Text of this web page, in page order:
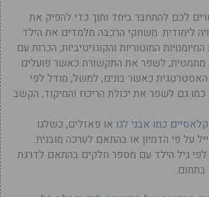
לכם להתחבר ביחד ותוך כדי להפיק את
לימודית. משחקי הרכבה מלמדים את הילד
המוטוריות והקוגניטיביות, הכרות עם
מתמטית, לשפר את התקשורת כאשר פועלים
האסטרטגית כאשר בונים, למשל, מודל לפי
גם לשפר את יכולת הריכוז והמיקוד, הקשב
כמו אבני לגו או פאזלים, כשלגו
על פי הדמיון או בהתאם לערכה מובנית.
גיל הילד עם מספר חלקים בהתאם לדרגת
בתחום.